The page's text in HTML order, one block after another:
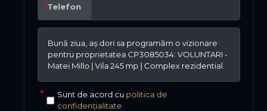
Telefon
Sunt de acord cu politica de
confidențialitate